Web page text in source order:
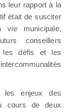
leur rapport à la
était de susciter
vie municipale,
conseillers
les défis et les
les enjeux des
cours de deux